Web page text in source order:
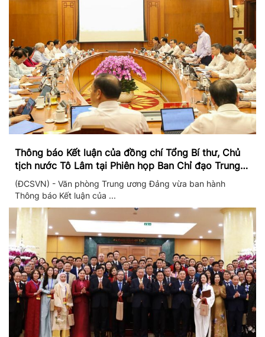
Thông báo Kết luận của đồng chí Tổng Bí thư, Chủ
tịch nước Tô Lâm tại Phiên họp Ban Chỉ đạo Trung
ương thực hiện Nghị quyết 57
(ĐCSVN) - Văn phòng Trung ương Đảng vừa ban hành
Thông báo Kết luận của ...